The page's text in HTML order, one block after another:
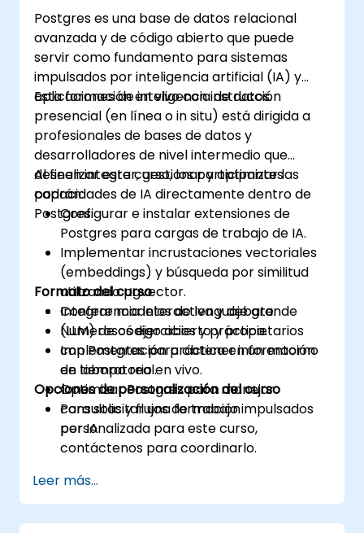
Postgres es una base de datos relacional
avanzada y de código abierto que puede
servir como fundamento para sistemas
impulsados por inteligencia artificial (IA) y
aplicaciones de inteligencia de datos.
Esta formación en vivo con instrucción
presencial (en línea o in situ) está dirigida a
profesionales de bases de datos y
desarrolladores de nivel intermedio que
deseen integrar, gestionar y optimizar las
capacidades de IA directamente dentro de
Postgres.
Al finalizar este curso, los participantes
podrán:
Configurar e instalar extensiones de
Postgres para cargas de trabajo de IA.
Implementar incrustaciones vectoriales
(embeddings) y búsqueda por similitud
utilizando pgvector.
Integrar modelos de lenguaje grande
(LLM) de código abierto y propietarios
con Postgres para obtener información
en tiempo real.
Optimizar Postgres para manejar
consultas y flujos de trabajo impulsados
por IA.
Formato del curso
Conferencia interactiva y debate.
Numerosos ejercicios y práctica.
Implementación práctica en un entorno
de laboratorio en vivo.
Opciones de personalización del curso
Para solicitar una formación
personalizada para este curso,
contáctenos para coordinarlo.
Leer más...